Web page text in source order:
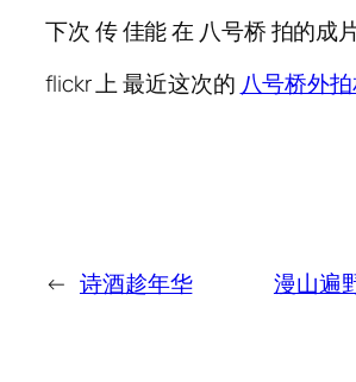
下次 传 佳能 在 八号桥 拍的成
flickr 上 最近这次的 八号桥外
← 诗酒趁年华 漫山遍